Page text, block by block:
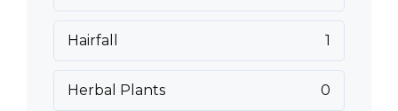
Hairfall 1
Herbal Plants 0